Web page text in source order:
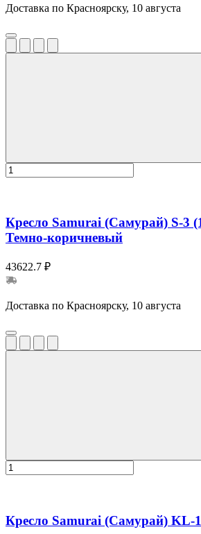
Доставка по Красноярску, 10 августа
Кресло Samurai (Самурай) S-3
Темно-коричневый
43622.7 ₽
Доставка по Красноярску, 10 августа
Кресло Samurai (Самурай)